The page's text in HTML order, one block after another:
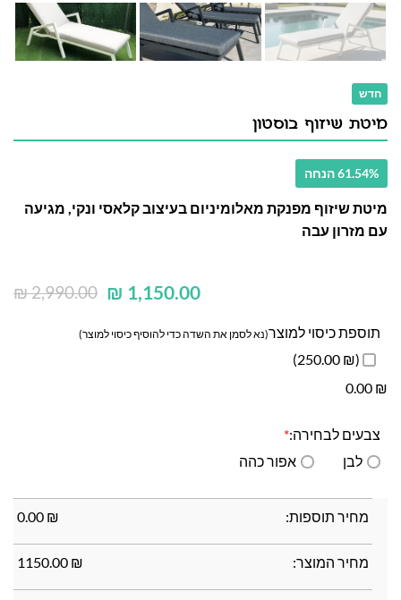
חדש
מיטת שיזוף בוסטון
61.54% הנחה
מיטת שיזוף מפנקת מאלומיניום בעיצוב קלאסי ונקי, מגיעה
עם מזרון עבה
₪2,990.00 ₪ 1,150.00
תוספת כיסוי למוצר(נא לסמן את השדה כדי להוסיף כיסוי למוצר)
(₪ 250.00)
₪
0.00
צבעים לבחירה:*
לבן
אפור כהה
מחיר תוספות: ₪
0.00
מחיר המוצר: ₪
1150.00